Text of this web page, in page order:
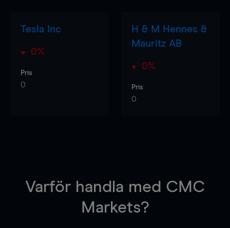
Tesla Inc
0%
Pris
0
H & M Hennes &
Mauritz AB
0%
Pris
0
Varför handla med CMC
Markets?